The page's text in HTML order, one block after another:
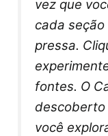
vez que
cada
pressa.
fontes. O
descoberto
você